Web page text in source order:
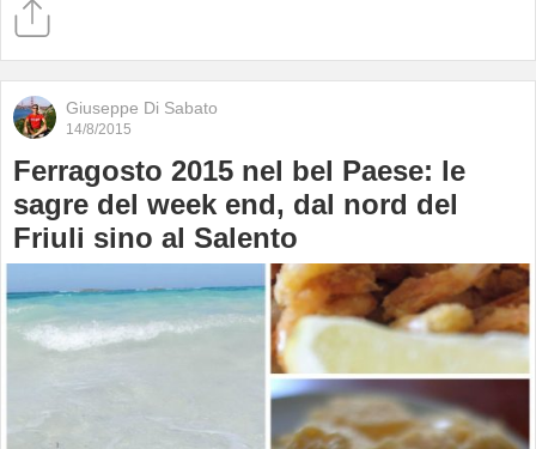
Giuseppe Di Sabato
14/8/2015
Ferragosto 2015 nel bel Paese: le
sagre del week end, dal nord del
Friuli sino al Salento